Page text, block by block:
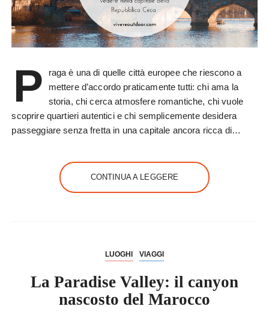
P
raga è una di quelle città europee che riescono a
mettere d’accordo praticamente tutti: chi ama la
storia, chi cerca atmosfere romantiche, chi vuole
scoprire quartieri autentici e chi semplicemente desidera
passeggiare senza fretta in una capitale ancora ricca di…
CONTINUA A LEGGERE
LUOGHI VIAGGI
La Paradise Valley: il canyon
nascosto del Marocco